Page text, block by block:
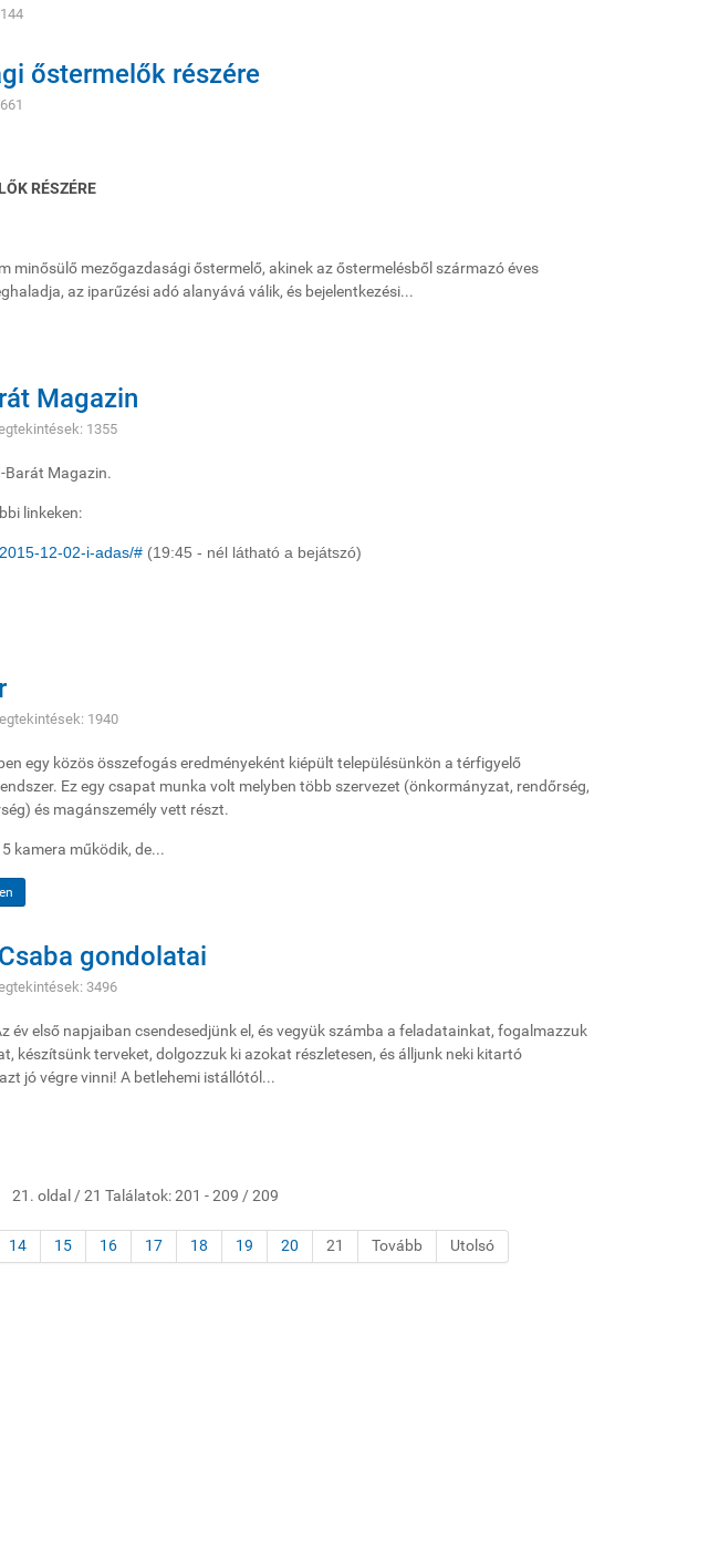
őstermelők részére
RÉSZÉRE
minősülő mezőgazdasági őstermelő, akinek az őstermelésből származó éves
az iparűzési adó alanyává válik, és bejelentkezési...
Magazin
1355
Barát Magazin.
linkeken:
12-02-i-adas/# (19:45 - nél látható a bejátszó)
1940
egy közös összefogás eredményeként kiépült településünkön a térfigyelő
Ez egy csapat munka volt melyben több szervezet (önkormányzat, rendőrség,
és magánszemély vett részt.
kamera működik, de...
gondolatai
3496
év első napjaiban csendesedjünk el, és vegyük számba a feladatainkat, fogalmazzuk
készítsünk terveket, dolgozzuk ki azokat részletesen, és álljunk neki kitartó
jó végre vinni! A betlehemi istállótól...
21. oldal / 21 Találatok: 201 - 209 / 209
14 15 16 17 18 19 20 21 Tovább Utolsó